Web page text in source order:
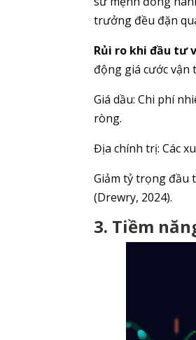
trưởng đều đặn
Rủi ro khi đầu tư
động giá cước vận
Giá dầu: Chi phí
ròng.
Địa chính trị: Các
Giảm tỷ trọng đầu
(Drewry, 2024).
3. Tiềm